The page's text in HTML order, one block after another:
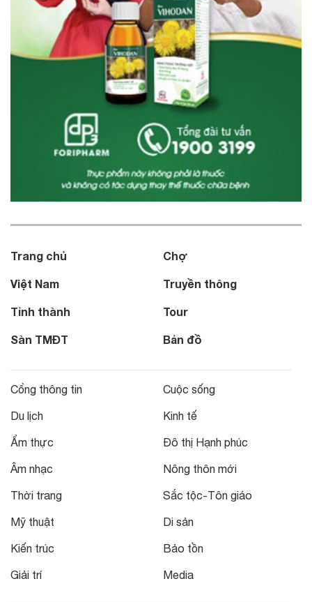
Trang chủ
Việt Nam
Tỉnh thành
Sàn TMĐT
Chợ
Truyền thông
Tour
Bản đồ
Cổng thông tin
Du lịch
Ẩm thực
Âm nhạc
Thời trang
Mỹ thuật
Kiến trúc
Giải trí
Cuộc sống
Kinh tế
Đô thị Hạnh phúc
Nông thôn mới
Sắc tộc-Tôn giáo
Di sản
Bảo tồn
Media